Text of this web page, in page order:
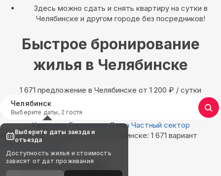
Здесь можно сдать и снять квартиру на сутки в
Челябинске и другом городе без посредников!
Быстрое бронирование
жилья в Челябинске
1 671 предложение в Челябинске oт 1 200 ₽ / сутки
Челябинск
Выберите даты, 2 гостя
Квартиры Гостиницы Дома Частный сектор
Найдём, где остановиться в Челябинске: 1 671 вариант
Показать на карте
Выбирайте лучшее
Выберите даты заезда и
отъезда
Доступность жилья и стоимость
зависят от дат проживания